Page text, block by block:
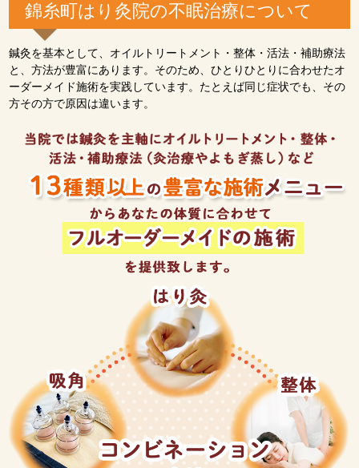
錦糸町はり灸院の不眠治療について
鍼灸を基本として、オイルトリートメント・整体・活法・補助療法
と、方法が豊富にあります。そのため、ひとりひとりに合わせたオ
ーダーメイド施術を実践しています。たとえば同じ症状でも、その
方その方で原因は違います。